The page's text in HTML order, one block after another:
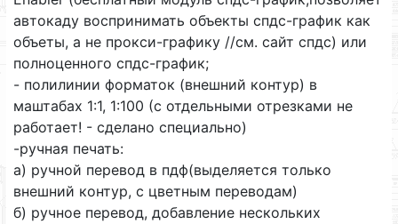
автокаду воспринимать объекты спдс-график как
объеты, а не прокси-графику //см. сайт спдс) или
полноценного спдс-график;
- полилинии форматок (внешний контур) в
маштабах 1:1, 1:100 (c отдельными отрезками не
работает! - сделано специально)
-ручная печать:
а) ручной перевод в пдф(выделяется только
внешний контур, с цветным переводам)
б) ручное перевод, добавление нескольких